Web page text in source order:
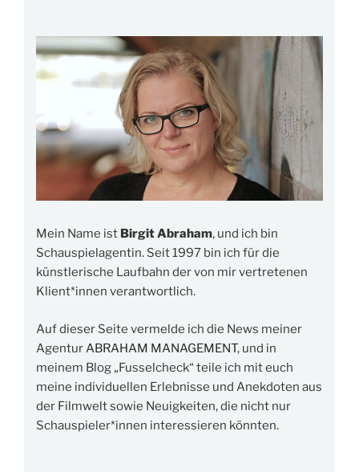
Mein Name ist Birgit Abraham, und ich bin
Schauspielagentin. Seit 1997 bin ich für die
künstlerische Laufbahn der von mir vertretenen
Klient*innen verantwortlich.
Auf dieser Seite vermelde ich die News meiner
AgenturABRAHAM MANAGEMENT, und in
meinem Blog „Fusselcheck“ teile ich mit euch
meine individuellen Erlebnisse und Anekdoten aus
der Filmwelt sowie Neuigkeiten, die nicht nur
Schauspieler*innen interessieren könnten.